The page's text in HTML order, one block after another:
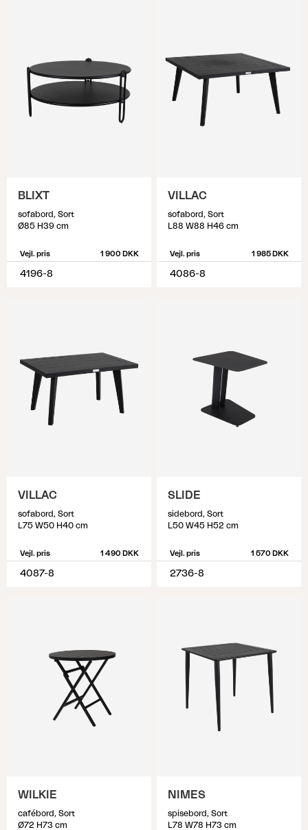
BLIXT
sofabord, Sort
Ø85 H39 cm
Vejl. pris 1 900 DKK
4196-8
VILLAC
sofabord, Sort
L88 W88 H46 cm
Vejl. pris 1 985 DKK
4086-8
VILLAC
sofabord, Sort
L75 W50 H40 cm
Vejl. pris 1 490 DKK
4087-8
SLIDE
sidebord, Sort
L50 W45 H52 cm
Vejl. pris 1 570 DKK
2736-8
WILKIE
cafébord, Sort
Ø72 H73 cm
NIMES
spisebord, Sort
L78 W78 H73 cm